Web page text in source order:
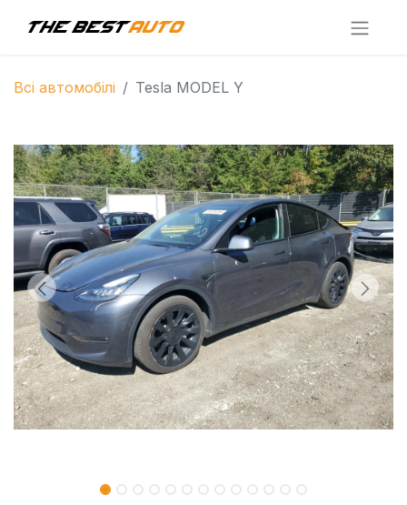
Всі автомобілі Tesla MODEL Y